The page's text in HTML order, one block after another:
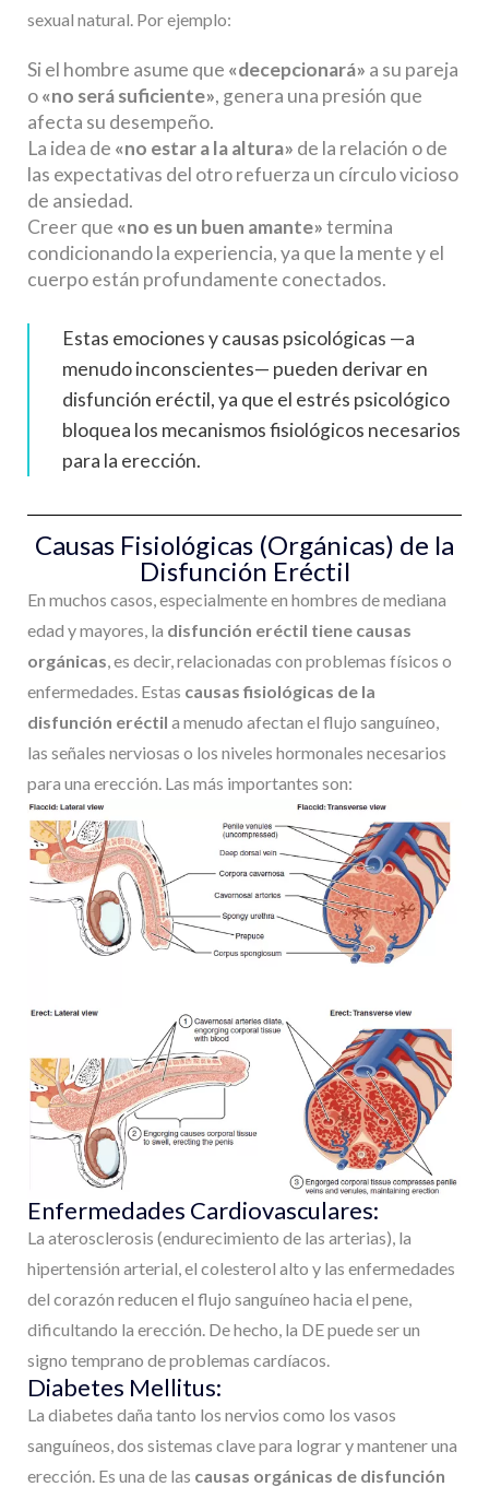
sexual natural. Por ejemplo:
Si el hombre asume que «decepcionará» a su pareja
o«no será suficiente», genera una presión que
afecta su desempeño.
La idea de «no estar a la altura» de la relación o de
las expectativas del otro refuerza un círculo vicioso
de ansiedad.
Creer que «no es un buen amante»termina
condicionando la experiencia, ya que la mente y el
cuerpo están profundamente conectados.
Estas emociones y causas psicológicas —a
menudo inconscientes— pueden derivar en
disfunción eréctil, ya que el estrés psicológico
bloquea los mecanismos fisiológicos necesarios
para la erección.
Causas Fisiológicas (Orgánicas) de la
Disfunción Eréctil
En muchos casos, especialmente en hombres de mediana
edad y mayores, la disfunción eréctil tiene causas
orgánicas, es decir, relacionadas con problemas físicos o
enfermedades. Estas causas fisiológicas de la
disfunción eréctil a menudo afectan el flujo sanguíneo,
las señales nerviosas o los niveles hormonales necesarios
para una erección. Las más importantes son:
Enfermedades Cardiovasculares:
La aterosclerosis (endurecimiento de las arterias), la
hipertensión arterial, el colesterol alto y las enfermedades
del corazón reducen el flujo sanguíneo hacia el pene,
dificultando la erección. De hecho, la DE puede ser un
signo temprano de problemas cardíacos.
Diabetes Mellitus:
La diabetes daña tanto los nervios como los vasos
sanguíneos, dos sistemas clave para lograr y mantener una
erección. Es una de las causas orgánicas de disfunción